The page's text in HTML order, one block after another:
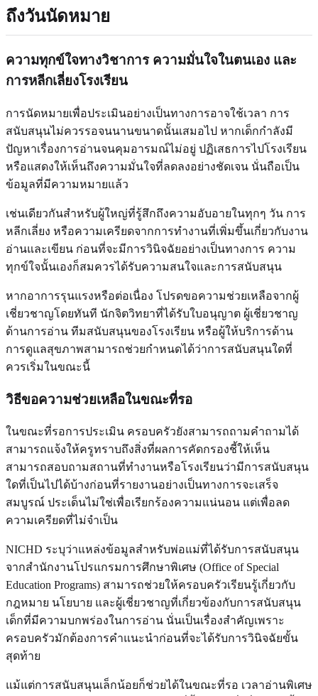
ถึงวันนัดหมาย
ความทุกข์ใจทางวิชาการ ความมั่นใจในตนเอง และ
การหลีกเลี่ยงโรงเรียน
การนัดหมายเพื่อประเมินอย่างเป็นทางการอาจใช้เวลา การ
สนับสนุนไม่ควรรอจนนานขนาดนั้นเสมอไป หากเด็กกำลังมี
ปัญหาเรื่องการอ่านจนคุมอารมณ์ไม่อยู่ ปฏิเสธการไปโรงเรียน
หรือแสดงให้เห็นถึงความมั่นใจที่ลดลงอย่างชัดเจน นั่นถือเป็น
ข้อมูลที่มีความหมายแล้ว
เช่นเดียวกันสำหรับผู้ใหญ่ที่รู้สึกถึงความอับอายในทุกๆ วัน การ
หลีกเลี่ยง หรือความเครียดจากการทำงานที่เพิ่มขึ้นเกี่ยวกับงาน
อ่านและเขียน ก่อนที่จะมีการวินิจฉัยอย่างเป็นทางการ ความ
ทุกข์ใจนั้นเองก็สมควรได้รับความสนใจและการสนับสนุน
หากอาการรุนแรงหรือต่อเนื่อง โปรดขอความช่วยเหลือจากผู้
เชี่ยวชาญโดยทันที นักจิตวิทยาที่ได้รับใบอนุญาต ผู้เชี่ยวชาญ
ด้านการอ่าน ทีมสนับสนุนของโรงเรียน หรือผู้ให้บริการด้าน
การดูแลสุขภาพสามารถช่วยกำหนดได้ว่าการสนับสนุนใดที่
ควรเริ่มในขณะนี้
วิธีขอความช่วยเหลือในขณะที่รอ
ในขณะที่รอการประเมิน ครอบครัวยังสามารถถามคำถามได้
สามารถแจ้งให้ครูทราบถึงสิ่งที่ผลการคัดกรองชี้ให้เห็น
สามารถสอบถามสถานที่ทำงานหรือโรงเรียนว่ามีการสนับสนุน
ใดที่เป็นไปได้บ้างก่อนที่รายงานอย่างเป็นทางการจะเสร็จ
สมบูรณ์ ประเด็นไม่ใช่เพื่อเรียกร้องความแน่นอน แต่เพื่อลด
ความเครียดที่ไม่จำเป็น
NICHD ระบุว่าแหล่งข้อมูลสำหรับพ่อแม่ที่ได้รับการสนับสนุน
จากสำนักงานโปรแกรมการศึกษาพิเศษ (Office of Special
Education Programs) สามารถช่วยให้ครอบครัวเรียนรู้เกี่ยวกับ
กฎหมาย นโยบาย และผู้เชี่ยวชาญที่เกี่ยวข้องกับการสนับสนุน
เด็กที่มีความบกพร่องในการอ่าน นั่นเป็นเรื่องสำคัญเพราะ
ครอบครัวมักต้องการคำแนะนำก่อนที่จะได้รับการวินิจฉัยขั้น
สุดท้าย
แม้แต่การสนับสนุนเล็กน้อยก็ช่วยได้ในขณะที่รอ เวลาอ่านพิเศษ